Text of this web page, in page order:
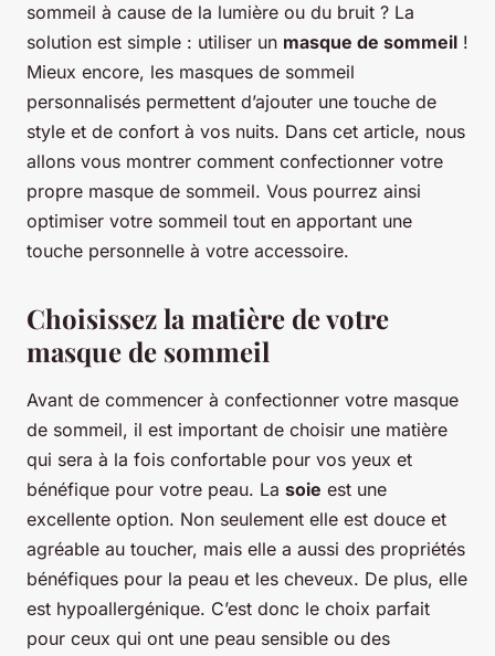
sommeil à cause de la lumière ou du bruit ? La
solution est simple : utiliser un masque de sommeil !
Mieux encore, les masques de sommeil
personnalisés permettent d’ajouter une touche de
style et de confort à vos nuits. Dans cet article, nous
allons vous montrer comment confectionner votre
propre masque de sommeil. Vous pourrez ainsi
optimiser votre sommeil tout en apportant une
touche personnelle à votre accessoire.
Choisissez la matière de votre
masque de sommeil
Avant de commencer à confectionner votre masque
de sommeil, il est important de choisir une matière
qui sera à la fois confortable pour vos yeux et
bénéfique pour votre peau. La soie est une
excellente option. Non seulement elle est douce et
agréable au toucher, mais elle a aussi des propriétés
bénéfiques pour la peau et les cheveux. De plus, elle
est hypoallergénique. C’est donc le choix parfait
pour ceux qui ont une peau sensible ou des